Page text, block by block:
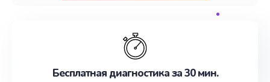
наилучшим образом. Не медлите записаться на
Бесплатная диагностика за 30 мин.